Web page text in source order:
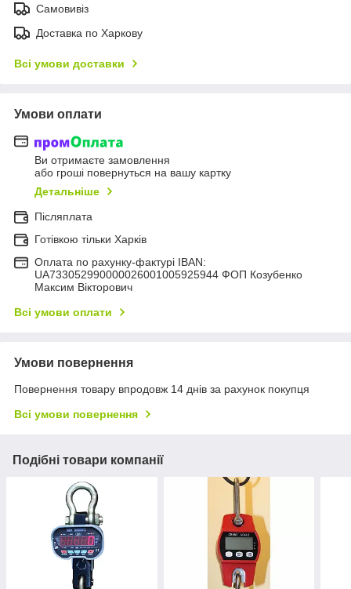
Самовивіз
Доставка по Харкову
Всі умови доставки
Умови оплати
Ви отримаєте замовлення
або гроші повернуться на вашу картку
Детальніше
Післяплата
Готівкою тільки Харків
Оплата по рахунку-фактурі IBAN:
UA733052990000026001005925944 ФОП Козубенко
Максим Вікторович
Всі умови оплати
Умови повернення
Повернення товару впродовж 14 днів за рахунок покупця
Всі умови повернення
Подібні товари компанії